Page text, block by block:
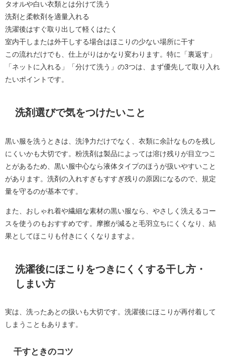
タオルや白い衣類とは分けて洗う
洗剤と柔軟剤を適量入れる
洗濯後はすぐ取り出して軽くはたく
室内干しまたは外干しする場合はほこりの少ない場所に干す
この流れだけでも、仕上がりはかなり変わります。特に「裏返す」
「ネットに入れる」「分けて洗う」の3つは、まず優先して取り入れ
たいポイントです。
洗剤選びで気をつけたいこと
黒い服を洗うときは、洗浄力だけでなく、衣類に余計なものを残し
にくいかも大切です。粉洗剤は製品によっては溶け残りが目立つこ
とがあるため、黒い服中心なら液体タイプのほうが扱いやすいこと
があります。洗剤の入れすぎもすすぎ残りの原因になるので、規定
量を守るのが基本です。
また、おしゃれ着や繊細な素材の黒い服なら、やさしく洗えるコー
スを使うのもおすすめです。摩擦が減ると毛羽立ちにくくなり、結
果としてほこりも付きにくくなりますよ。
洗濯後にほこりをつきにくくする干し方・
しまい方
実は、洗ったあとの扱いも大切です。洗濯後にほこりが再付着して
しまうこともあります。
干すときのコツ